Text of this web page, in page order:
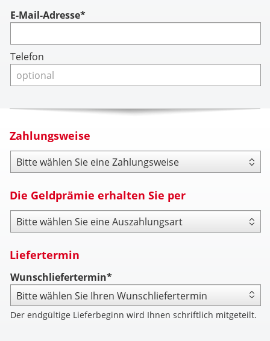
Account
E-Mail-Adresse*
Telefon
Zahlungsweise
Zahlungsweise
Die Geldprämie erhalten Sie per
Payout Type
Liefertermin
Wunschliefertermin*
Der endgültige Lieferbeginn wird Ihnen schriftlich mitgeteilt.